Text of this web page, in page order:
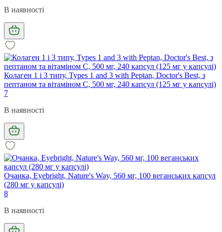
В наявності
Колаген 1 і 3 типу, Types 1 and 3 with Peptan, Doctor's Best, з
пептаном та вітаміном C, 500 мг, 240 капсул (125 мг у капсулі)
7
В наявності
Очанка, Eyebright, Nature's Way, 560 мг, 100 веганських капсул
(280 мг у капсулі)
8
В наявності